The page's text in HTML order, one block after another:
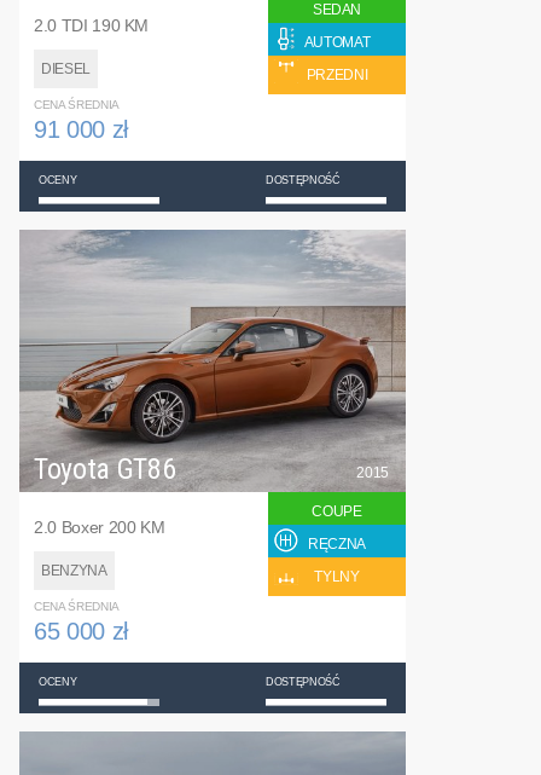
2.0 TDI 190 KM
DIESEL
SEDAN
AUTOMAT
PRZEDNI
CENA ŚREDNIA
91 000 zł
OCENY DOSTĘPNOŚĆ
Toyota GT86
2.0 Boxer 200 KM
BENZYNA
2015
COUPE
RĘCZNA
TYLNY
CENA ŚREDNIA
65 000 zł
OCENY DOSTĘPNOŚĆ